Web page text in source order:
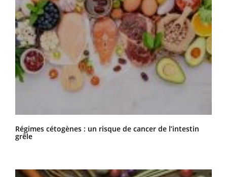
Régimes cétogènes : un risque de cancer de l’intestin
grêle